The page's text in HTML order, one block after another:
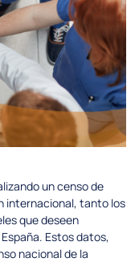
un censo de
internacional, tanto los
que deseen
Estos datos,
nacional de la